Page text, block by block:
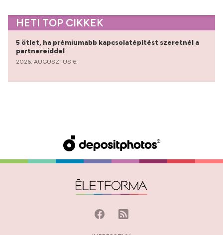
HETI TOP CIKKEK
5 ötlet, ha prémiumabb kapcsolatépítést szeretnél a
partnereiddel
2026. AUGUSZTUS 6.